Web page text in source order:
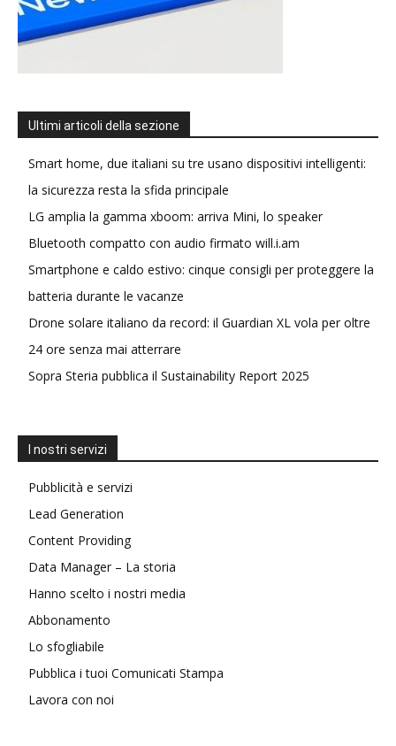
Ultimi articoli della sezione
Smart home, due italiani su tre usano dispositivi intelligenti:
la sicurezza resta la sfida principale
LG amplia la gamma xboom: arriva Mini, lo speaker
Bluetooth compatto con audio firmato will.i.am
Smartphone e caldo estivo: cinque consigli per proteggere la
batteria durante le vacanze
Drone solare italiano da record: il Guardian XL vola per oltre
24 ore senza mai atterrare
Sopra Steria pubblica il Sustainability Report 2025
I nostri servizi
Pubblicità e servizi
Lead Generation
Content Providing
Data Manager – La storia
Hanno scelto i nostri media
Abbonamento
Lo sfogliabile
Pubblica i tuoi Comunicati Stampa
Lavora con noi